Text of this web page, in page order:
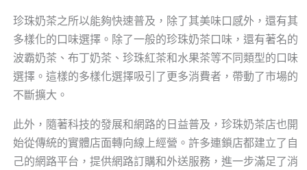
珍珠奶茶之所以能夠快速普及，除了其美味口感外，還有其
多樣化的口味選擇。除了一般的珍珠奶茶口味，還有著名的
波霸奶茶、布丁奶茶、珍珠紅茶和水果茶等不同類型的口味
選擇。這樣的多樣化選擇吸引了更多消費者，帶動了市場的
不斷擴大。
此外，隨著科技的發展和網路的日益普及，珍珠奶茶店也開
始從傳統的實體店面轉向線上經營。許多連鎖店都建立了自
己的網路平台，提供網路訂購和外送服務，進一步滿足了消